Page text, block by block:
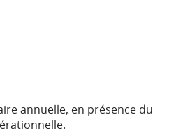
annuelle, en présence du